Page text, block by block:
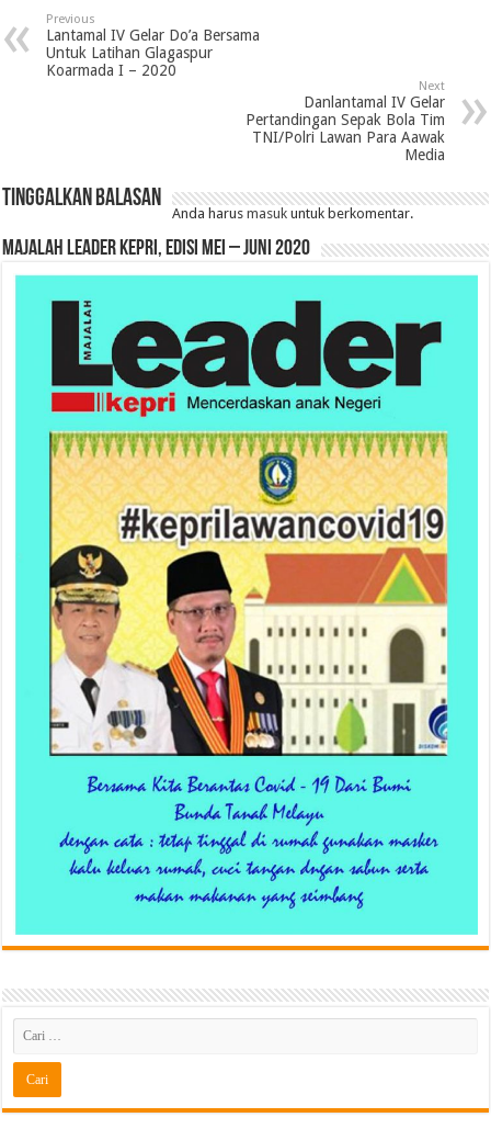
Previous
Lantamal IV Gelar Do’a Bersama
Untuk Latihan Glagaspur
Koarmada I – 2020
Next
Danlantamal IV Gelar
Pertandingan Sepak Bola Tim
TNI/Polri Lawan Para Aawak
Media
Tinggalkan Balasan
Anda harusmasuk untuk berkomentar.
MAJALAH LEADER KEPRI, EDISI MEI – JUNI 2020